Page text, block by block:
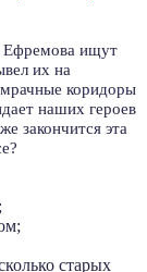
Ефремова ищут
их на
коридоры
наших героев
закончится эта
старых